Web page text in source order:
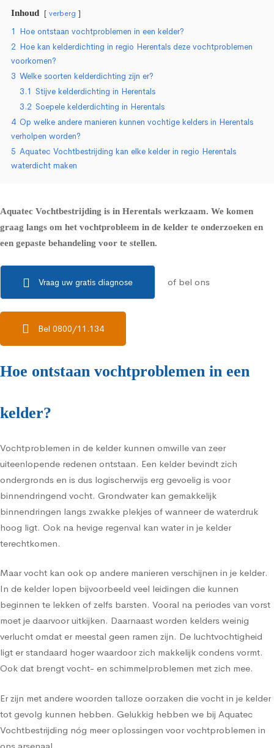
Inhoud verberg
1 Hoe ontstaan vochtproblemen in een kelder?
2 Hoe kan kelderdichting in regio Herentals deze vochtproblemen
voorkomen?
3 Welke soorten kelderdichting zijn er?
3.1 Stijve kelderdichting in Herentals
3.2 Soepele kelderdichting in Herentals
4 Op welke andere manieren kunnen vochtige kelders in Herentals
verholpen worden?
5 Aquatec Vochtbestrijding kan elke kelder in regio Herentals
waterdicht maken
Aquatec Vochtbestrijding is in Herentals werkzaam. We komen
graag langs om het vochtprobleem in de kelder te onderzoeken en
een gepaste behandeling voor te stellen.
Vraag uw gratis diagnose of bel ons
Bel 0800/11.134
Hoe ontstaan vochtproblemen in een
kelder?
Vochtproblemen in de kelder kunnen omwille van zeer
uiteenlopende redenen ontstaan. Een kelder bevindt zich
ondergronds en is dus logischerwijs erg gevoelig is voor
binnendringend vocht. Grondwater kan gemakkelijk
binnendringen langs zwakke plekjes of wanneer de waterdruk
hoog ligt. Ook na hevige regenval kan water in je kelder
terechtkomen.
Maar vocht kan ook op andere manieren verschijnen in je kelder.
In de kelder lopen bijvoorbeeld veel leidingen die kunnen
beginnen te lekken of zelfs barsten. Vooral na periodes van vorst
moet je daarvoor uitkijken. Daarnaast worden kelders weinig
verlucht omdat er meestal geen ramen zijn. De luchtvochtigheid
ligt er standaard hoger waardoor zich makkelijk condens vormt.
Ook dat brengt vocht- en schimmelproblemen met zich mee.
Er zijn met andere woorden talloze oorzaken die vocht in je kelder
tot gevolg kunnen hebben. Gelukkig hebben we bij Aquatec
Vochtbestrijding nóg meer oplossingen voor vochtproblemen in
ons arsenaal.